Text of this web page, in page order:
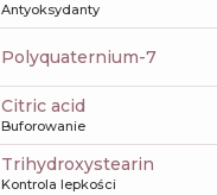
Antyoksydanty
polyquaternium-7
citric acid
Buforowanie
trihydroxystearin
Kontrola lepkości